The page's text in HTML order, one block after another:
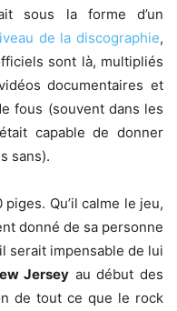
sous la forme d’un
de la discographie,
sont là, multipliés
documentaires et
fous (souvent dans les
capable de donner
sans).
Qu’il calme le jeu,
donné de sa personne
serait impensable de lui
Jersey au début des
de tout ce que le rock